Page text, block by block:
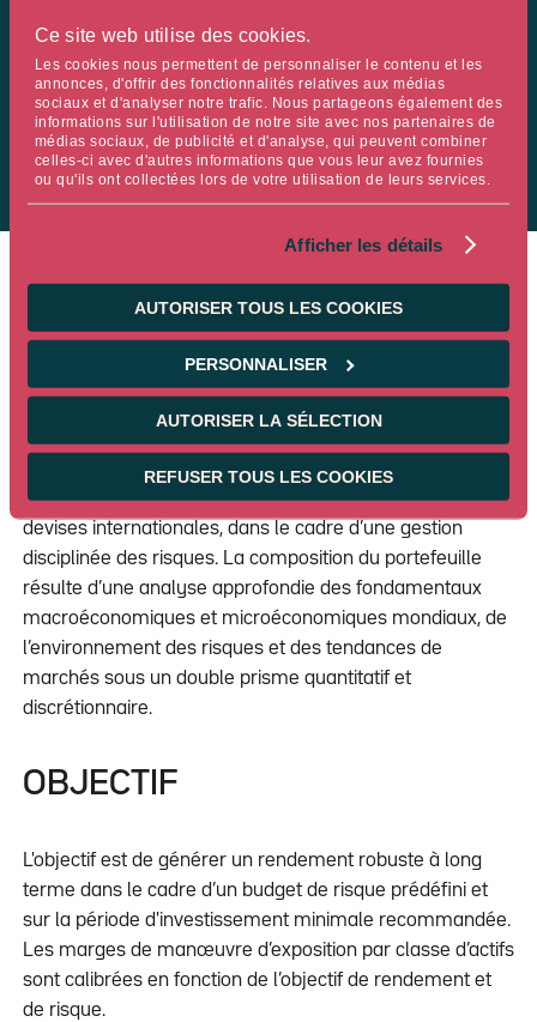
Ce site web utilise des cookies.
Les cookies nous permettent de personnaliser le contenu et les
annonces, d'offrir des fonctionnalités relatives aux médias
sociaux et d'analyser notre trafic. Nous partageons également des
informations sur l'utilisation de notre site avec nos partenaires de
médias sociaux, de publicité et d'analyse, qui peuvent combiner
celles-ci avec d'autres informations que vous leur avez fournies
ou qu'ils ont collectées lors de votre utilisation de leurs services.
Afficher les détails
AUTORISER TOUS LES COOKIES
PERSONNALISER
AUTORISER LA SÉLECTION
REFUSER TOUS LES COOKIES
RIGUEUR ET EXPERTISE
L’objectivité des outils quantitatifs alliée à l’adaptabilité de
l’analyse discrétionnaire.
STRATÉGIE D’INVESTISSEMENT
La stratégie Multi Actifs Global Macro cherche à
construire un portefeuille robuste et flexible exposé aux
marchés d’actions, d’obligations souveraines et de
devises internationales, dans le cadre d’une gestion
disciplinée des risques. La composition du portefeuille
résulte d’une analyse approfondie des fondamentaux
macroéconomiques et microéconomiques mondiaux, de
l’environnement des risques et des tendances de
marchés sous un double prisme quantitatif et
discrétionnaire.
OBJECTIF
L'objectif est de générer un rendement robuste à long
terme dans le cadre d’un budget de risque prédéfini et
sur la période d'investissement minimale recommandée.
Les marges de manœuvre d’exposition par classe d’actifs
sont calibrées en fonction de l’objectif de rendement et
de risque.